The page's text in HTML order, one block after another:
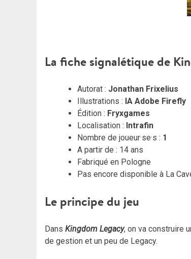
La fiche signalétique de
Autorat : Jonathan Frixelius
Illustrations : IA Adobe Firefly
Édition : Fryxgames
Localisation : Intrafin
Nombre de joueur·se·s : 1
A partir de : 14 ans
Fabriqué en Pologne
Pas encore disponible à La
Le principe du jeu
Dans Kingdom Legacy, on va construire
de gestion et un peu de Legacy.